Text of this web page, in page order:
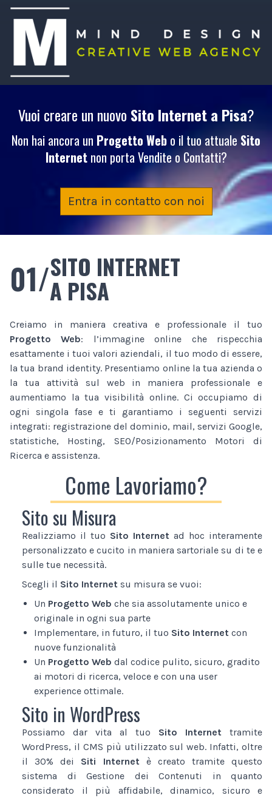
Vuoi creare un nuovo Sito Internet a Pisa?
Non hai ancora un Progetto Web o il tuo attualeSito
Internetnon porta Vendite o Contatti?
Entra in contatto con noi
01/SITO INTERNET
A PISA
Creiamo in maniera creativa e professionale il tuo
Progetto Web: l’immagine online che rispecchia
esattamente i tuoi valori aziendali, il tuo modo di essere,
la tua brand identity. Presentiamo online la tua azienda o
la tua attività sul web in maniera professionale e
aumentiamo la tua visibilità online. Ci occupiamo di
ogni singola fase e ti garantiamo i seguenti servizi
integrati: registrazione del dominio, mail, servizi Google,
statistiche, Hosting, SEO/Posizionamento Motori di
Ricerca e assistenza.
Come Lavoriamo?
Sito su Misura
Realizziamo il tuo Sito Internet ad hoc interamente
personalizzato e cucito in maniera sartoriale su di te e
sulle tue necessità.
Scegli il Sito Internet su misura se vuoi:
Un Progetto Web che sia assolutamente unico e
originale in ogni sua parte
Implementare, in futuro, il tuo Sito Internet con
nuove funzionalità
Un Progetto Web dal codice pulito, sicuro, gradito
ai motori di ricerca, veloce e con una user
experience ottimale.
Sito in WordPress
Possiamo dar vita al tuo Sito Internet tramite
WordPress, il CMS più utilizzato sul web. Infatti, oltre
il 30% dei Siti Internet è creato tramite questo
sistema di Gestione dei Contenuti in quanto
considerato il più affidabile, dinamico, sicuro e